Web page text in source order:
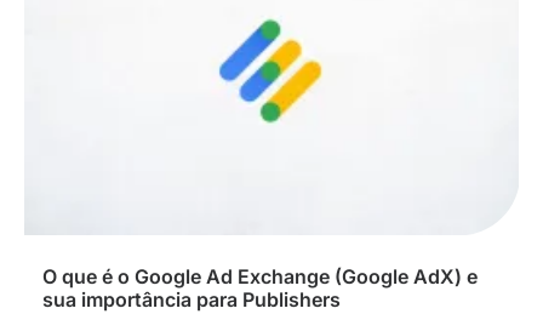
O que é o Google Ad Exchange (Google AdX) e
sua importância para Publishers